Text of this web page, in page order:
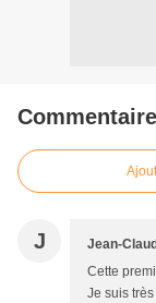
J Jean-
Cette
Je suis